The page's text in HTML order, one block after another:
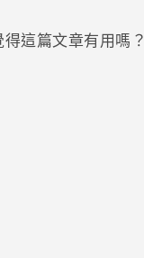
得這篇文章有用嗎？